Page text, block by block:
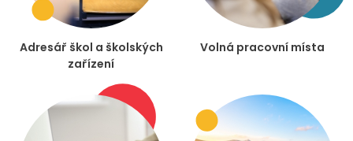
Adresář škol a školských
zařízení
Volná pracovní místa